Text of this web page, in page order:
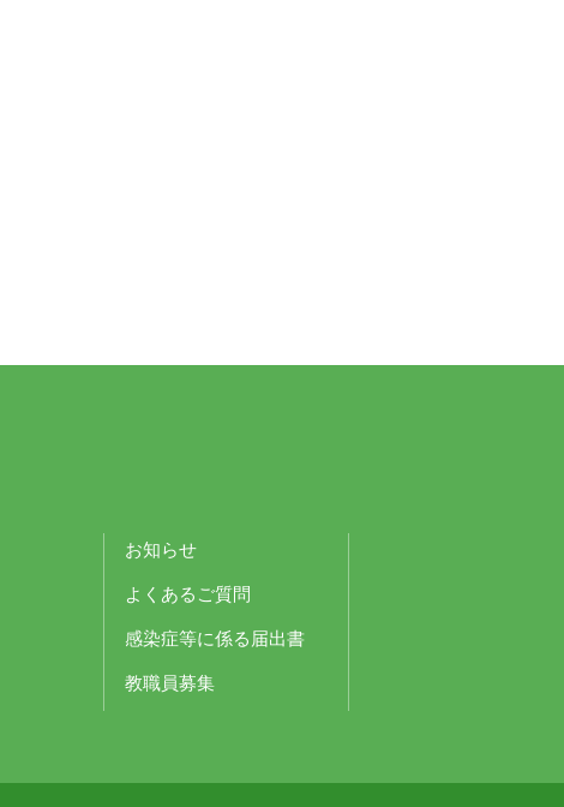
お知らせ
よくあるご質問
感染症等に係る届出書
教職員募集